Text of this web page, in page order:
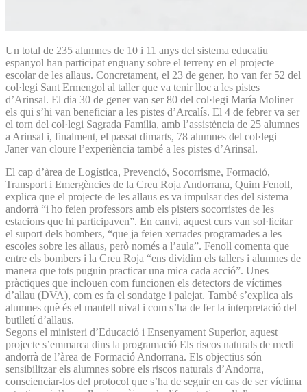
Un total de 235 alumnes de 10 i 11 anys del sistema educatiu
espanyol han participat enguany sobre el terreny en el projecte
escolar de les allaus. Concretament, el 23 de gener, ho van fer 52 del
col·legi Sant Ermengol al taller que va tenir lloc a les pistes
d’Arinsal. El dia 30 de gener van ser 80 del col·legi María Moliner
els qui s’hi van beneficiar a les pistes d’Arcalís. El 4 de febrer va ser
el torn del col·legi Sagrada Família, amb l’assistència de 25 alumnes
a Arinsal i, finalment, el passat dimarts, 78 alumnes del col·legi
Janer van cloure l’experiència també a les pistes d’Arinsal.
El cap d’àrea de Logística, Prevenció, Socorrisme, Formació,
Transport i Emergències de la Creu Roja Andorrana, Quim Fenoll,
explica que el projecte de les allaus es va impulsar des del sistema
andorrà “i ho feien professors amb els pisters socorristes de les
estacions que hi participaven”. En canvi, aquest curs van sol·licitar
el suport dels bombers, “que ja feien xerrades programades a les
escoles sobre les allaus, però només a l’aula”. Fenoll comenta que
entre els bombers i la Creu Roja “ens dividim els tallers i alumnes de
manera que tots puguin practicar una mica cada acció”. Unes
pràctiques que inclouen com funcionen els detectors de víctimes
d’allau (DVA), com es fa el sondatge i palejat. També s’explica als
alumnes què és el mantell nival i com s’ha de fer la interpretació del
butlletí d’allaus.
Segons el ministeri d’Educació i Ensenyament Superior, aquest
projecte s’emmarca dins la programació Els riscos naturals de medi
andorrà de l’àrea de Formació Andorrana. Els objectius són
sensibilitzar els alumnes sobre els riscos naturals d’Andorra,
conscienciar-los del protocol que s’ha de seguir en cas de ser víctima